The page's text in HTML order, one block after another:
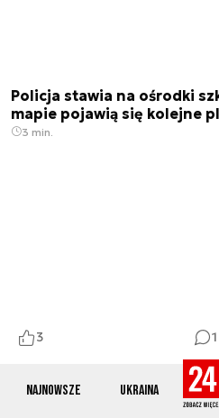
Najnowsze Ukraina
3 1
Policja stawia na ośrodki
mapie pojawią się kolejne
3 min.
Cyberatak na szwajcarską
Przejęto dane logowania